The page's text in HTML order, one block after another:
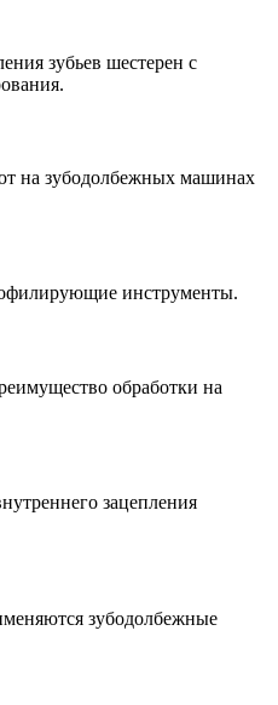
зубьев шестерен с
на зубодолбежных машинах
инструменты.
обработки на
зацепления
зубодолбежные